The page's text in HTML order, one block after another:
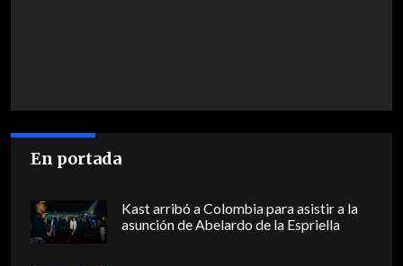
En portada
Kast arribó a Colombia para asistir a la
asunción de Abelardo de la Espriella